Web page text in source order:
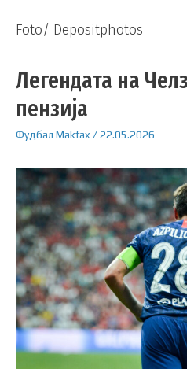
Foto/ Depositphotos
Легендата на
пензија
Фудбал Makfax/22.05.2026